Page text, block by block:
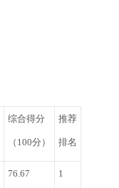
综合得分
（100分）
推荐
排名
76.67 1